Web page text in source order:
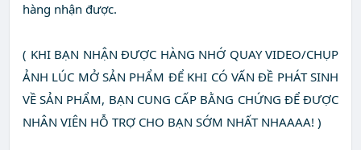
hàng nhận được.
( KHI BẠN NHẬN ĐƯỢC HÀNG NHỚ QUAY VIDEO/CHỤP
ẢNH LÚC MỞ SẢN PHẨM ĐỂ KHI CÓ VẤN ĐỀ PHÁT SINH
VỀ SẢN PHẨM, BẠN CUNG CẤP BẰNG CHỨNG ĐỂ ĐƯỢC
NHÂN VIÊN HỖ TRỢ CHO BẠN SỚM NHẤT NHAAAA! )